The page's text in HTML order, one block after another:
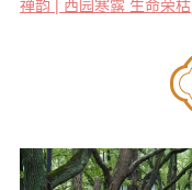
禅韵 | 西园寒露 生命荣枯